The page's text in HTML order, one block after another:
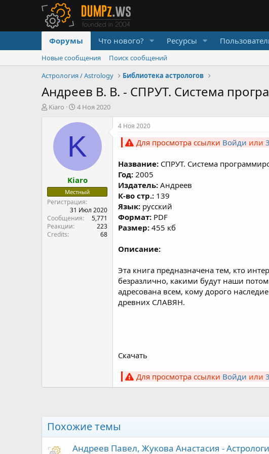
Форумы Что нового? Ресурсы
Новые сообщения
Поиск сообщений
Астрология / Astrology
Библиотека астрологов
Андреев В. В. - СПРУТ. Система
А
Kiaro
Д
т
н
а
а
л
а
4 Ноя 2020
K
Kiaro
Местный
Регистрация
31 Июл 2020
Сообщения
5,771
Реакции
223
Credits
68
4 Ноя 2020
Для просмотра ссылки Войди или
Название: СПРУТ. Система
Год: 2005
Издатель: Андреев
К-во стр.: 139
Язык: русский
Формат: PDF
Размер: 455 кб
Описание:
Эта книга предназначена тем, кто
безразлично, какими будут наши
адресована всем, кому дорого
древних СЛАВЯН.
Скачать
Для просмотра ссылки Войди или
Похожие темы
Андреев Павел, Жукова Анастасия -